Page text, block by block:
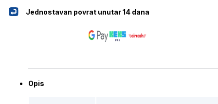
Jednostavan povrat unutar 14 dana
Opis